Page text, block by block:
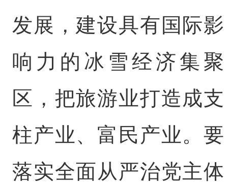
发展，建设具有国际影
响力的冰雪经济集聚
区，把旅游业打造成支
柱产业、富民产业。要
落实全面从严治党主体